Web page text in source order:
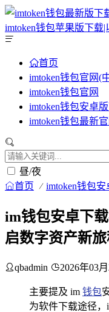
首页
imtoken钱包官网(
imtoken钱包官网
imtoken钱包安卓
imtoken钱包最新
昼/夜
首页 imtoken钱包
im钱包安卓下
启数字资产新
qbadmin 2026年03
主要提及 im 钱包
为软件下载途径，